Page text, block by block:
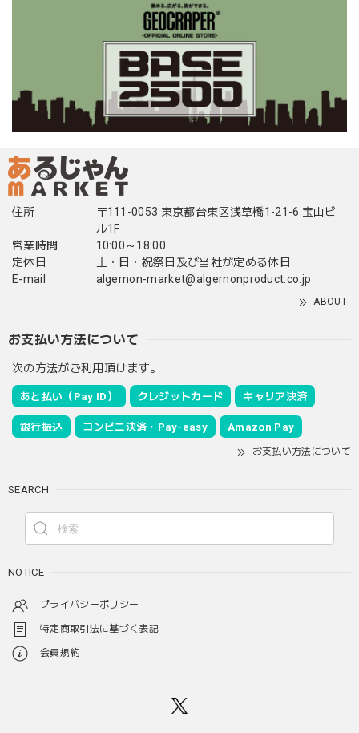
住所
〒111-0053 東京都台東区浅草橋1-21-6 宝山ビ
ル1F
営業時間
10:00～18:00
定休日
土・日・祝祭日及び当社が定める休日
E-mail
algernon-market@algernonproduct.co.jp
ABOUT
お支払い方法について
次の方法がご利用頂けます。
あと払い（Pay ID） クレジットカード キャリア決済
銀行振込 コンビニ決済・Pay-easy Amazon Pay
お支払い方法について
SEARCH
NOTICE
プライバシーポリシー
特定商取引法に基づく表記
会員規約